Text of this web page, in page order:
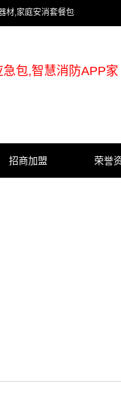
材,家庭安消套餐包
包,智慧消防APP家
招商加盟 荣誉